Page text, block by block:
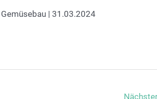
| 31.03.2024